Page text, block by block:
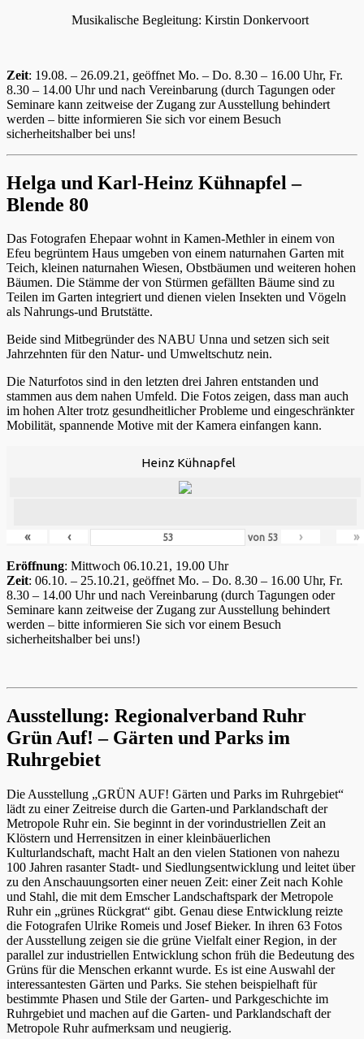
Musikalische Begleitung: Kirstin Donkervoort
Zeit: 19.08. – 26.09.21, geöffnet Mo. – Do. 8.30 – 16.00 Uhr, Fr.
8.30 – 14.00 Uhr und nach Vereinbarung (durch Tagungen oder
Seminare kann zeitweise der Zugang zur Ausstellung behindert
werden – bitte informieren Sie sich vor einem Besuch
sicherheitshalber bei uns!
Helga und Karl-Heinz Kühnapfel –
Blende 80
Das Fotografen Ehepaar wohnt in Kamen-Methler in einem von
Efeu begrüntem Haus umgeben von einem naturnahen Garten mit
Teich, kleinen naturnahen Wiesen, Obstbäumen und weiteren hohen
Bäumen. Die Stämme der von Stürmen gefällten Bäume sind zu
Teilen im Garten integriert und dienen vielen Insekten und Vögeln
als Nahrungs-und Brutstätte.
Beide sind Mitbegründer des NABU Unna und setzen sich seit
Jahrzehnten für den Natur- und Umweltschutz nein.
Die Naturfotos sind in den letzten drei Jahren entstanden und
stammen aus dem nahen Umfeld. Die Fotos zeigen, dass man auch
im hohen Alter trotz gesundheitlicher Probleme und eingeschränkter
Mobilität, spannende Motive mit der Kamera einfangen kann.
Heinz Kühnapfel
« ‹ von 53 › »
Eröffnung: Mittwoch 06.10.21, 19.00 Uhr
Zeit: 06.10. – 25.10.21, geöffnet Mo. – Do. 8.30 – 16.00 Uhr, Fr.
8.30 – 14.00 Uhr und nach Vereinbarung (durch Tagungen oder
Seminare kann zeitweise der Zugang zur Ausstellung behindert
werden – bitte informieren Sie sich vor einem Besuch
sicherheitshalber bei uns!)
Ausstellung: Regionalverband Ruhr
Grün Auf! – Gärten und Parks im
Ruhrgebiet
Die Ausstellung „GRÜN AUF! Gärten und Parks im Ruhrgebiet“
lädt zu einer Zeitreise durch die Garten-und Parklandschaft der
Metropole Ruhr ein. Sie beginnt in der vorindustriellen Zeit an
Klöstern und Herrensitzen in einer kleinbäuerlichen
Kulturlandschaft, macht Halt an den vielen Stationen von nahezu
100 Jahren rasanter Stadt- und Siedlungsentwicklung und leitet über
zu den Anschauungsorten einer neuen Zeit: einer Zeit nach Kohle
und Stahl, die mit dem Emscher Landschaftspark der Metropole
Ruhr ein „grünes Rückgrat“ gibt. Genau diese Entwicklung reizte
die Fotografen Ulrike Romeis und Josef Bieker. In ihren 63 Fotos
der Ausstellung zeigen sie die grüne Vielfalt einer Region, in der
parallel zur industriellen Entwicklung schon früh die Bedeutung des
Grüns für die Menschen erkannt wurde. Es ist eine Auswahl der
interessantesten Gärten und Parks. Sie stehen beispielhaft für
bestimmte Phasen und Stile der Garten- und Parkgeschichte im
Ruhrgebiet und machen auf die Garten- und Parklandschaft der
Metropole Ruhr aufmerksam und neugierig.